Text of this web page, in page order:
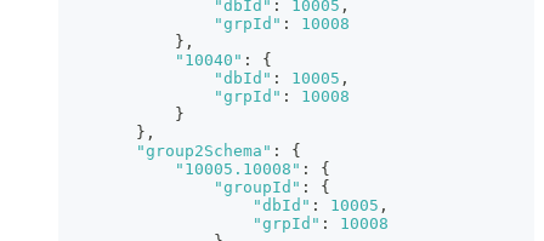
"dbId" : 10005 ,
"grpId" :
10008
} ,
"10040" :
{
"dbId" : 10005 ,
"grpId" :
10008
}
} ,
"group2Schema" :
{
"10005.10008" :
{
"groupId" :
{
"dbId" : 10005 ,
"grpId" :
10008